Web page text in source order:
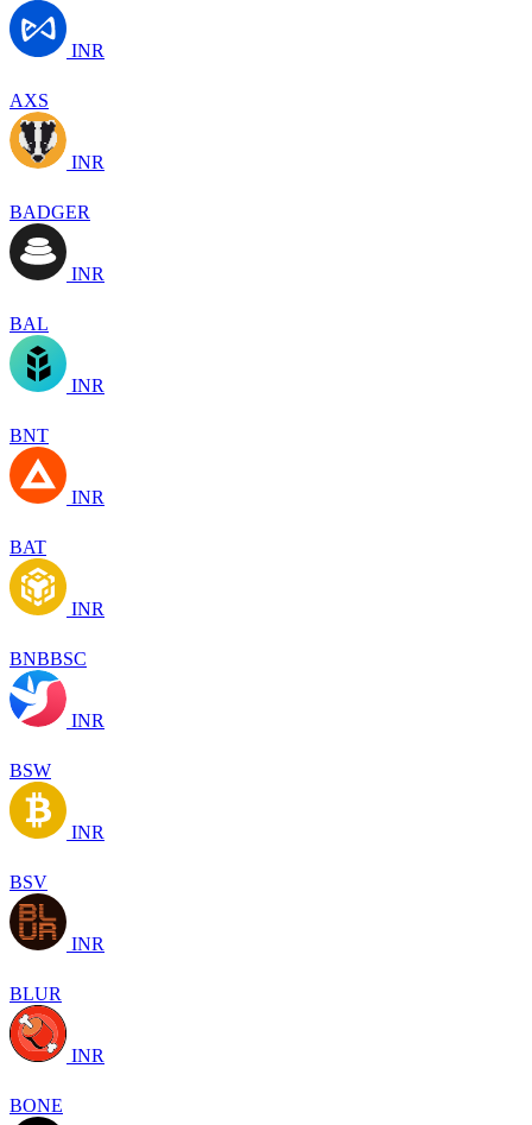
INR
AXS
INR
BADGER
INR
BAL
INR
BNT
INR
BAT
INR
BNBBSC
INR
BSW
INR
BSV
INR
BLUR
INR
BONE